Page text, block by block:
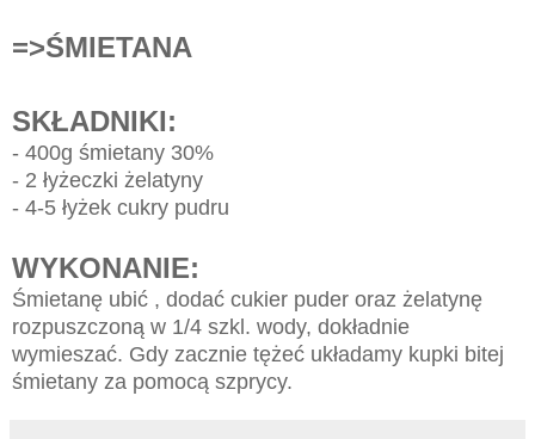
=>ŚMIETANA
SKŁADNIKI:
- 400g śmietany 30%
- 2 łyżeczki żelatyny
- 4-5 łyżek cukry pudru
WYKONANIE:
Śmietanę ubić , dodać cukier puder oraz żelatynę
rozpuszczoną w 1/4 szkl. wody, dokładnie
wymieszać. Gdy zacznie tężeć układamy kupki bitej
śmietany za pomocą szprycy.